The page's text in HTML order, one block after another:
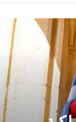
سن الـ 65 بإنجلترا تلقوا